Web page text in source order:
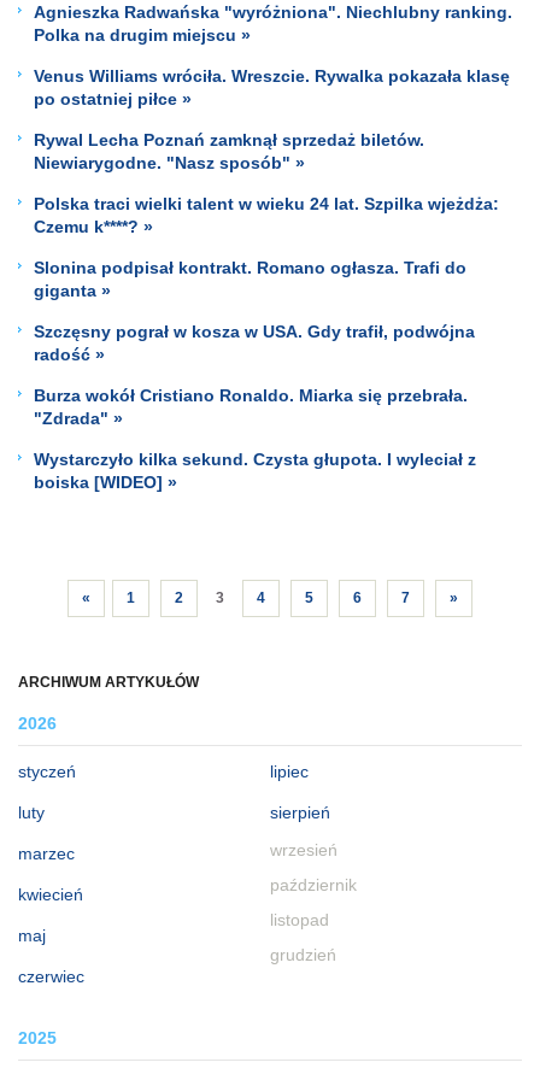
ARCHIWUM ARTYKUŁÓW
2026
styczeń
luty
marzec
kwiecień
maj
czerwiec
lipiec
sierpień
wrzesień
październik
listopad
grudzień
2025
Agnieszka Radwańska "wyróżniona". Niechlubny ranking.
Polka na drugim miejscu »
Venus Williams wróciła. Wreszcie. Rywalka pokazała klasę
po ostatniej piłce »
Rywal Lecha Poznań zamknął sprzedaż biletów.
Niewiarygodne. "Nasz sposób" »
Polska traci wielki talent w wieku 24 lat. Szpilka wjeżdża:
Czemu k****? »
Slonina podpisał kontrakt. Romano ogłasza. Trafi do
giganta »
Szczęsny pograł w kosza w USA. Gdy trafił, podwójna
radość »
Burza wokół Cristiano Ronaldo. Miarka się przebrała.
"Zdrada" »
Wystarczyło kilka sekund. Czysta głupota. I wyleciał z
boiska [WIDEO] »
« 1 2 3 4 5 6 7 »